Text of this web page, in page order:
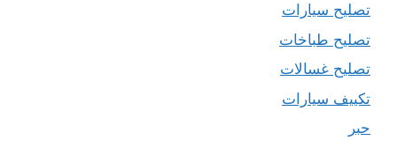
تصليح سيارات
تصليح طباخات
تصليح غسالات
تكييف سيارات
حبر